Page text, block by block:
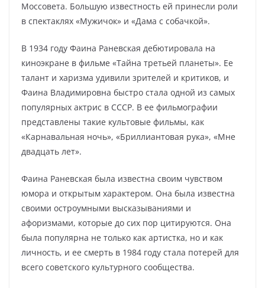
Моссовета. Большую известность ей принесли роли
в спектаклях «Мужичок» и «Дама с собачкой».
В 1934 году Фаина Раневская дебютировала на
киноэкране в фильме «Тайна третьей планеты». Ее
талант и харизма удивили зрителей и критиков, и
Фаина Владимировна быстро стала одной из самых
популярных актрис в СССР. В ее фильмографии
представлены такие культовые фильмы, как
«Карнавальная ночь», «Бриллиантовая рука», «Мне
двадцать лет».
Фаина Раневская была известна своим чувством
юмора и открытым характером. Она была известна
своими остроумными высказываниями и
афоризмами, которые до сих пор цитируются. Она
была популярна не только как артистка, но и как
личность, и ее смерть в 1984 году стала потерей для
всего советского культурного сообщества.